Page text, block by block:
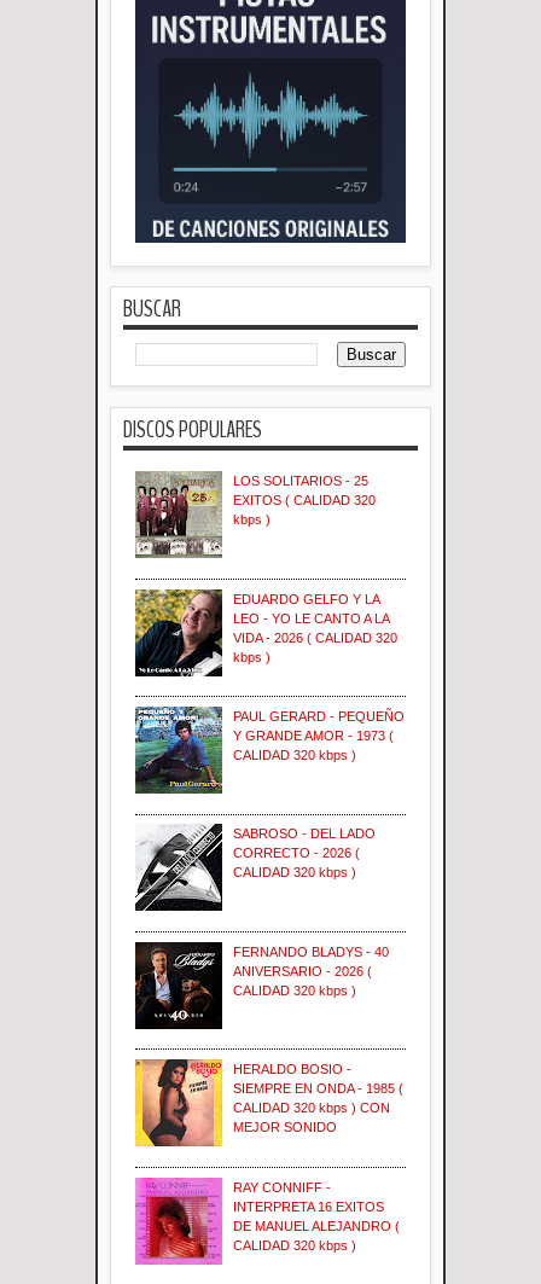
BUSCAR
DISCOS POPULARES
LOS SOLITARIOS - 25
EXITOS ( CALIDAD 320
kbps )
EDUARDO GELFO Y LA
LEO - YO LE CANTO A LA
VIDA - 2026 ( CALIDAD 320
kbps )
PAUL GERARD - PEQUEÑO
Y GRANDE AMOR - 1973 (
CALIDAD 320 kbps )
SABROSO - DEL LADO
CORRECTO - 2026 (
CALIDAD 320 kbps )
FERNANDO BLADYS - 40
ANIVERSARIO - 2026 (
CALIDAD 320 kbps )
HERALDO BOSIO -
SIEMPRE EN ONDA - 1985 (
CALIDAD 320 kbps ) CON
MEJOR SONIDO
RAY CONNIFF -
INTERPRETA 16 EXITOS
DE MANUEL ALEJANDRO (
CALIDAD 320 kbps )